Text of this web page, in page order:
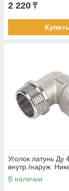
2 220 ₸
Купить
Уголок латунь Ду
внутр./наруж.
В наличии